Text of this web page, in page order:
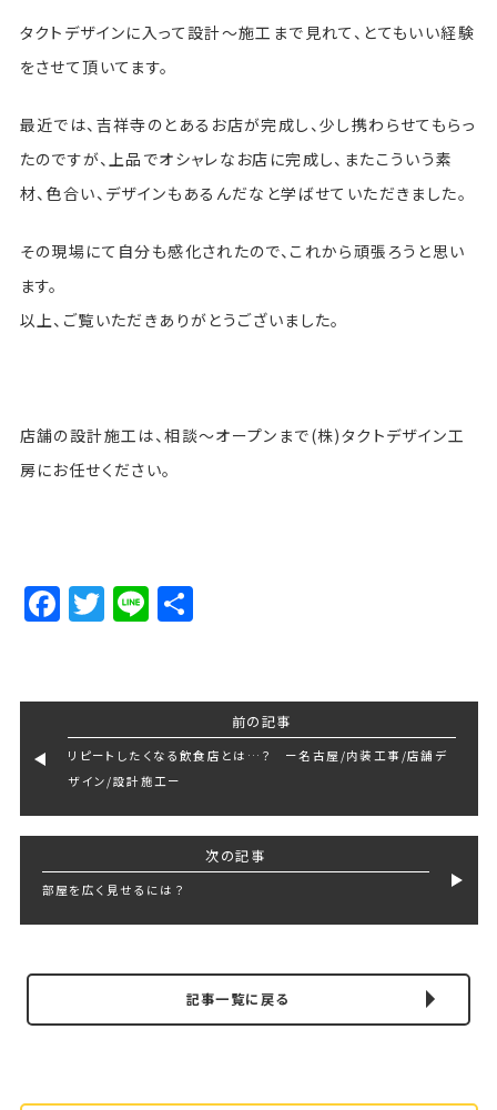
タクトデザインに入って設計〜施工まで見れて、とてもいい経験
をさせて頂いてます。
最近では、吉祥寺のとあるお店が完成し、少し携わらせてもらっ
たのですが、上品でオシャレなお店に完成し、またこういう素
材、色合い、デザインもあるんだなと学ばせていただきました。
その現場にて自分も感化されたので、これから頑張ろうと思い
ます。
以上、ご覧いただきありがとうございました。
店舗の設計施工は、相談〜オープンまで(株)タクトデザイン工
房にお任せください。
Facebook
Twitter
LineShare
前の記事
リピートしたくなる飲食店とは…？ ー名古屋/内装工事/店舗デ
ザイン/設計施工ー
次の記事
部屋を広く見せるには？
記事一覧に戻る